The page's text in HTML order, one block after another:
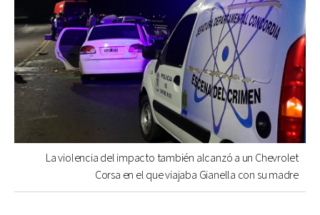
La violencia del impacto también alcanzó a un Chevrolet
Corsa en el que viajaba Gianella con su madre